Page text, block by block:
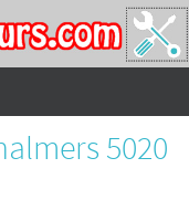
5020